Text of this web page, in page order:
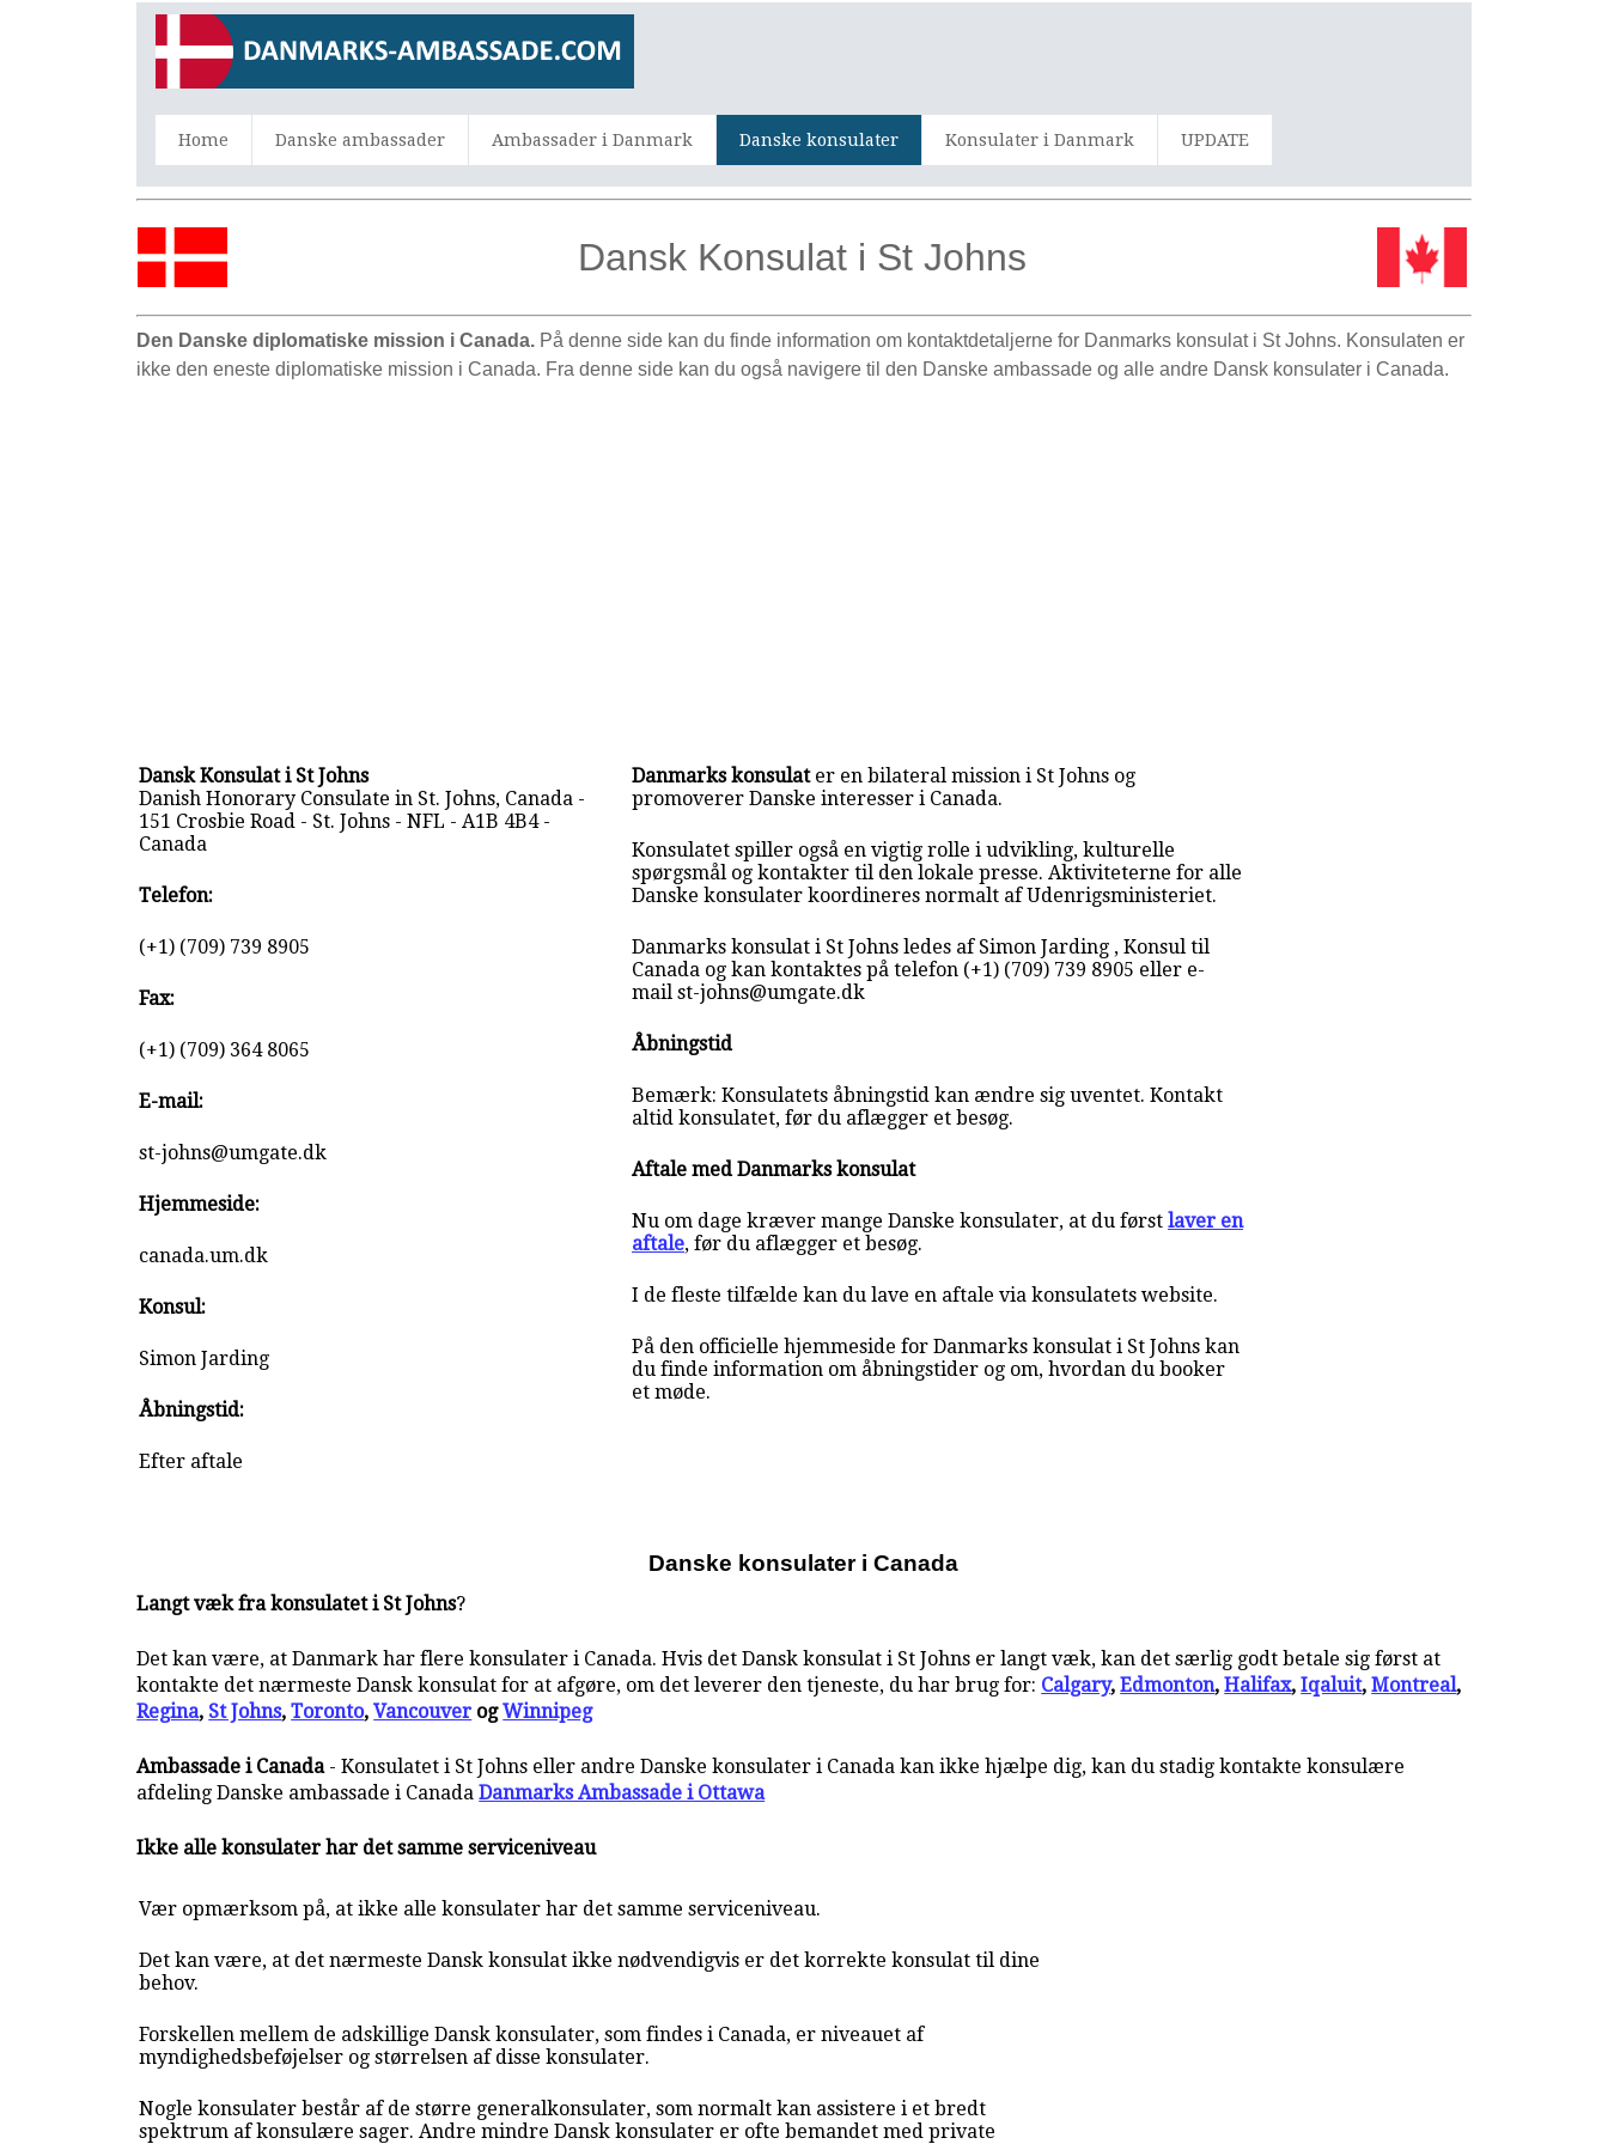
Home Danske ambassader Ambassader i Danmark Danske konsulater Konsulater i Danmark UPDATE
Dansk Konsulat i St Johns
Den Danske diplomatiske mission i Canada. På denne side kan du finde information om kontaktdetaljerne for Danmarks konsulat i St Johns. Konsulaten er
ikke den eneste diplomatiske mission i Canada. Fra denne side kan du også navigere til den Danske ambassade og alle andre Dansk konsulater i Canada.
Dansk Konsulat i St Johns
Danish Honorary Consulate in St. Johns, Canada -
151 Crosbie Road - St. Johns - NFL - A1B 4B4 -
Canada
Telefon:
(+1) (709) 739 8905
Fax:
(+1) (709) 364 8065
E-mail:
st-johns@umgate.dk
Hjemmeside:
canada.um.dk
Konsul:
Simon Jarding
Åbningstid:
Efter aftale
Danmarks konsulater en bilateral mission i St Johns og
promoverer Danske interesser i Canada.
Konsulatet spiller også en vigtig rolle i udvikling, kulturelle
spørgsmål og kontakter til den lokale presse. Aktiviteterne for alle
Danske konsulater koordineres normalt af Udenrigsministeriet.
Danmarks konsulat i St Johns ledes af Simon Jarding , Konsul til
Canada og kan kontaktes på telefon (+1) (709) 739 8905 eller e-
mail st-johns@umgate.dk
Åbningstid
Bemærk: Konsulatets åbningstid kan ændre sig uventet. Kontakt
altid konsulatet, før du aflægger et besøg.
Aftale med Danmarks konsulat
Nu om dage kræver mange Danske konsulater, at du førstlaver en
aftale, før du aflægger et besøg.
I de fleste tilfælde kan du lave en aftale via konsulatets website.
På den officielle hjemmeside for Danmarks konsulat i St Johns kan
du finde information om åbningstider og om, hvordan du booker
et møde.
Danske konsulater i Canada
Langt væk fra konsulatet i St Johns?
Det kan være, at Danmark har flere konsulater i Canada. Hvis det Dansk konsulat i St Johns er langt væk, kan det særlig godt betale sig først at
kontakte det nærmeste Dansk konsulat for at afgøre, om det leverer den tjeneste, du har brug for: Calgary,Edmonton,Halifax,Iqaluit,Montreal,
Regina, St Johns,Toronto,Vancouver ogWinnipeg
Ambassade i Canada- Konsulatet i St Johns eller andre Danske konsulater i Canada kan ikke hjælpe dig, kan du stadig kontakte konsulære
afdeling Danske ambassade i Canada Danmarks Ambassade i Ottawa
Ikke alle konsulater har det samme serviceniveau
Vær opmærksom på, at ikke alle konsulater har det samme serviceniveau.
Det kan være, at det nærmeste Dansk konsulat ikke nødvendigvis er det korrekte konsulat til dine
behov.
Forskellen mellem de adskillige Dansk konsulater, som findes i Canada, er niveauet af
myndighedsbeføjelser og størrelsen af disse konsulater.
Nogle konsulater består af de større generalkonsulater, som normalt kan assistere i et bredt
spektrum af konsulære sager. Andre mindre Dansk konsulater er ofte bemandet med private